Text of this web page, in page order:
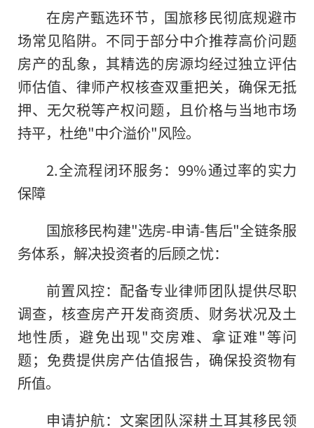
在房产甄选环节，国旅移民彻底规避市
场常见陷阱。不同于部分中介推荐高价问题
房产的乱象，其精选的房源均经过独立评估
师估值、律师产权核查双重把关，确保无抵
押、无欠税等产权问题，且价格与当地市场
持平，杜绝"中介溢价"风险。
2.全流程闭环服务：99%通过率的实力
保障
国旅移民构建"选房-申请-售后"全链条服
务体系，解决投资者的后顾之忧：
前置风控：配备专业律师团队提供尽职
调查，核查房产开发商资质、财务状况及土
地性质，避免出现"交房难、拿证难"等问
题；免费提供房产估值报告，确保投资物有
所值。
申请护航：文案团队深耕土耳其移民领